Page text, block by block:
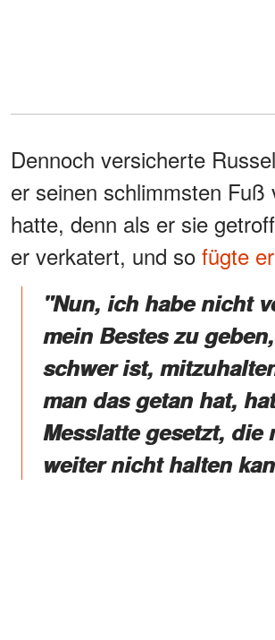
Dennoch versicherte
er seinen schlimmsten Fuß
hatte, denn als er sie
er verkatert, und so fügte
"Nun, ich habe nicht
mein Bestes zu
schwer ist,
man das getan hat,
Messlatte gesetzt, die
weiter nicht halten